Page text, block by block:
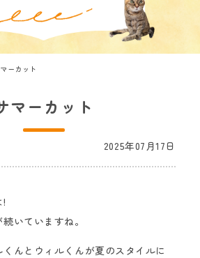
ーカット
マーカット
2025年07月17日
いていますね。
んとウィルくんが夏のスタイルに